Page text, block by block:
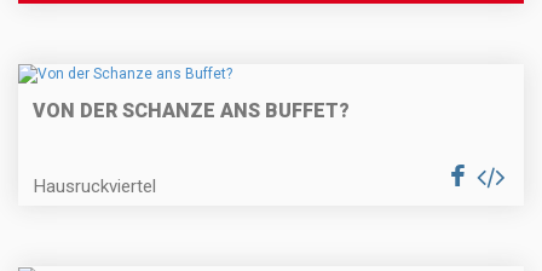
VON DER SCHANZE ANS BUFFET?
Hausruckviertel